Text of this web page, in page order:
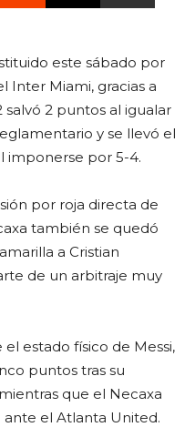
este sábado por
Inter Miami, gracias a
2 puntos al igualar
y se llevó el
imponerse por 5-4.
por roja directa de
también se quedó
a Cristian
de un arbitraje muy
estado físico de Messi,
puntos tras su
que el Necaxa
el Atlanta United.